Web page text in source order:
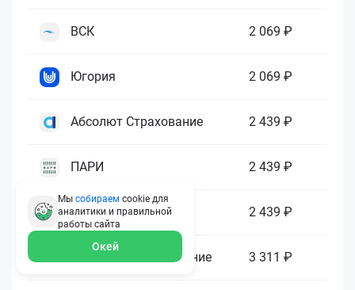
ВСК 2 069 ₽
Югория 2 069 ₽
Абсолют Страхование 2 439 ₽
ПАРИ 2 439 ₽
Гелиос 2 439 ₽
Ренессанс Страхование 3 311 ₽
Мы собираем cookie для
аналитики и правильной
работы сайта
Окей